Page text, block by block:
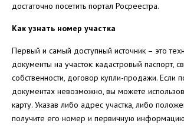
достаточно посетить портал Росреестра.
Как узнать номер участка
Первый и самый доступный источник – это
документы на участок: кадастровый паспорт,
собственности, договор купли-продажи. Если
документах невозможно, вы можете
карту. Указав либо адрес участка, либо
получите его номер и первичную